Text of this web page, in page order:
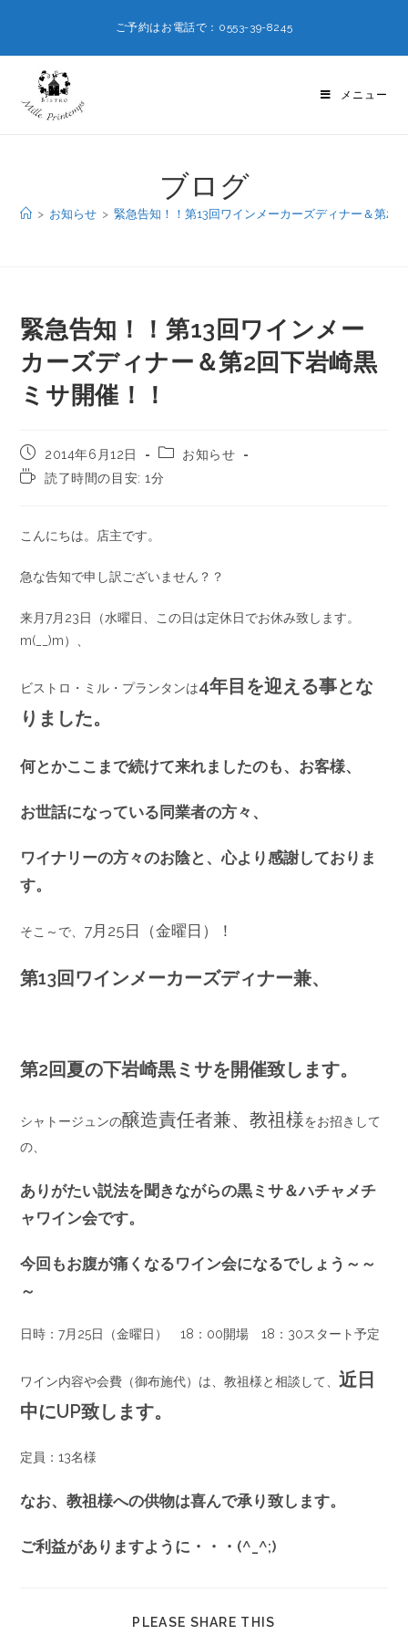
ご予約はお電話で：0553-39-8245
メニュー
ブログ
> お知らせ > 緊急告知！！第13回ワインメーカーズディナー＆第2
緊急告知！！第13回ワインメー
カーズディナー＆第2回下岩崎黒
ミサ開催！！
2014年6月12日
お知らせ
読了時間の目安: 1分
こんにちは。店主です。
急な告知で申し訳ございません？？
来月7月23日（水曜日、この日は定休日でお休み致します。
m(__)m）、
ビストロ・ミル・プランタンは4年目を迎える事とな
りました。
何とかここまで続けて来れましたのも、お客様、
お世話になっている同業者の方々、
ワイナリーの方々のお陰と、心より感謝しておりま
す。
そこ～で、 7月25日（金曜日）！
第13回ワインメーカーズディナー兼、
第2回夏の下岩崎黒ミサを開催致します。
シャトージュンの醸造責任者兼、教祖様をお招きして
の、
ありがたい説法を聞きながらの黒ミサ＆ハチャメチ
ャワイン会です。
今回もお腹が痛くなるワイン会になるでしょう～～
～
日時：7月25日（金曜日） 18：00開場 18：30スタート予定
ワイン内容や会費（御布施代）は、教祖様と相談して、近日
中にUP致します。
定員：13名様
なお、教祖様への供物は喜んで承り致します。
ご利益がありますように・・・(^_^;)
PLEASE SHARE THIS